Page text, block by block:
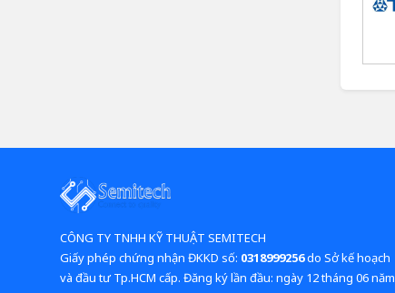
CÔNG TY TNHH KỸ THUẬT SEMITECH
Giấy phép chứng nhận ĐKKD số: 0318999256do Sở kế hoạch
và đầu tư Tp.HCM cấp. Đăng ký lần đầu: ngày 12 tháng 06 năm